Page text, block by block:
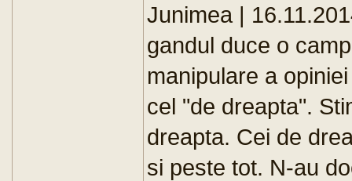
Junimea |
gandul duce o
manipulare a
cel "de dreapta".
dreapta. Cei de
si peste tot. N-au